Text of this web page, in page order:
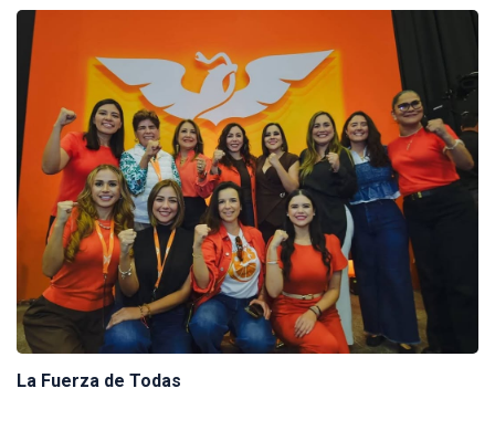
La Fuerza de Todas